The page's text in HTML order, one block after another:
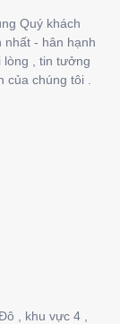
Quý khách
nhất - hân hạnh
lòng , tin tưởng
chúng tôi .
, khu vực 4 ,